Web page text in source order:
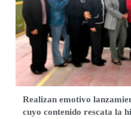
Realizan emotivo
cuyo contenido rescata la